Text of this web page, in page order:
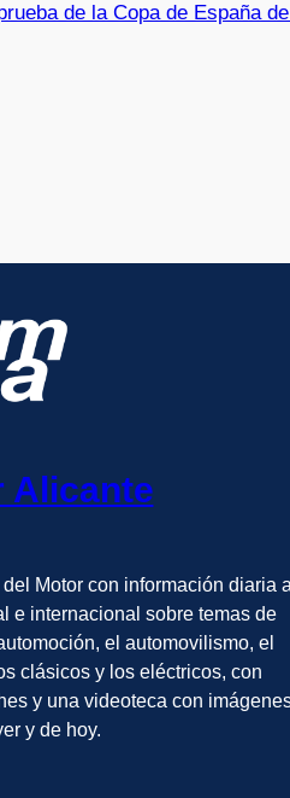
de la Copa de España
Alicante
Motor con información diaria
e internacional sobre temas de
el automovilismo, el
clásicos y los eléctricos, con
y una videoteca con
y de hoy.